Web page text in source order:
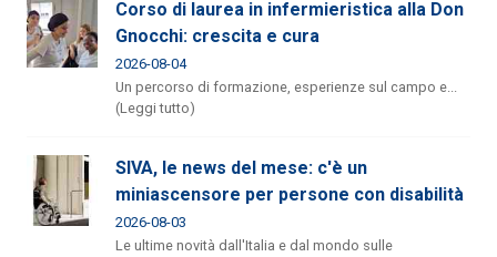
Corso di laurea in infermieristica alla Don
Gnocchi: crescita e cura
2026-08-04
Un percorso di formazione, esperienze sul campo e...
(Leggi tutto)
SIVA, le news del mese: c'è un
miniascensore per persone con disabilità
2026-08-03
Le ultime novità dall'Italia e dal mondo sulle